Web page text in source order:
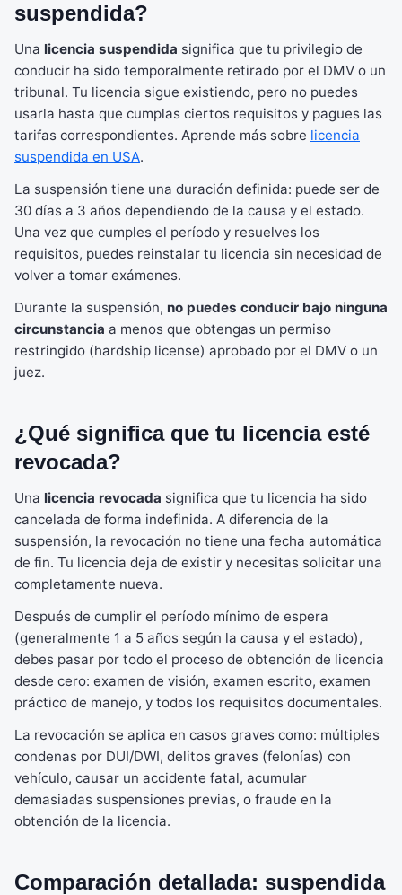
suspendida?
Una licencia suspendida significa que tu privilegio de
conducir ha sido temporalmente retirado por el DMV o un
tribunal. Tu licencia sigue existiendo, pero no puedes
usarla hasta que cumplas ciertos requisitos y pagues las
tarifas correspondientes. Aprende más sobre licencia
suspendida en USA.
La suspensión tiene una duración definida: puede ser de
30 días a 3 años dependiendo de la causa y el estado.
Una vez que cumples el período y resuelves los
requisitos, puedes reinstalar tu licencia sin necesidad de
volver a tomar exámenes.
Durante la suspensión, no puedes conducir bajo ninguna
circunstancia a menos que obtengas un permiso
restringido (hardship license) aprobado por el DMV o un
juez.
¿Qué significa que tu licencia esté
revocada?
Una licencia revocada significa que tu licencia ha sido
cancelada de forma indefinida. A diferencia de la
suspensión, la revocación no tiene una fecha automática
de fin. Tu licencia deja de existir y necesitas solicitar una
completamente nueva.
Después de cumplir el período mínimo de espera
(generalmente 1 a 5 años según la causa y el estado),
debes pasar por todo el proceso de obtención de licencia
desde cero: examen de visión, examen escrito, examen
práctico de manejo, y todos los requisitos documentales.
La revocación se aplica en casos graves como: múltiples
condenas por DUI/DWI, delitos graves (felonías) con
vehículo, causar un accidente fatal, acumular
demasiadas suspensiones previas, o fraude en la
obtención de la licencia.
Comparación detallada: suspendida